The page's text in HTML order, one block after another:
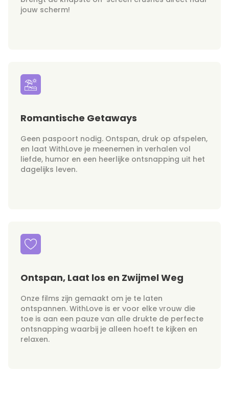
jouw scherm!
Romantische Getaways
Geen paspoort nodig. Ontspan, druk op afspelen,
en laat WithLove je meenemen in verhalen vol
liefde, humor en een heerlijke ontsnapping uit het
dagelijks leven.
Ontspan, Laat los en Zwijmel Weg
Onze films zijn gemaakt om je te laten
ontspannen. WithLove is er voor elke vrouw die
toe is aan een pauze van alle drukte de perfecte
ontsnapping waarbij je alleen hoeft te kijken en
relaxen.